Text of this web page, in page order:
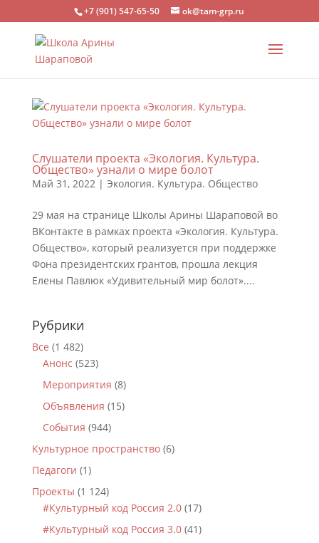
+7 (901) 547-65-50 ok@tam-grp.ru
Слушатели проекта «Экология. Культура.
Общество» узнали о мире болот
Май 31, 2022| Экология. Культура. Общество
29 мая на странице Школы Арины Шараповой во
ВКонтакте в рамках проекта «Экология. Культура.
Общество», который реализуется при поддержке
Фона президентских грантов, прошла лекция
Елены Павлюк «Удивительный мир болот»....
Рубрики
Все (1 482)
Анонс (523)
Мероприятия (8)
Объявления (15)
События (944)
Культурное пространство(6)
Педагоги (1)
Проекты (1 124)
#Культурный код Россия 2.0(17)
#Культурный код Россия 3.0(41)